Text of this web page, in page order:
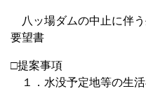
八ッ場ダムの中止に伴
要望書
□提案事項
１．水没予定地等の生